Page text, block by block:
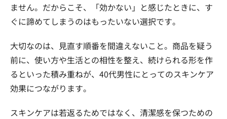
ません。だからこそ、「効かない」と感じたときに、す
ぐに諦めてしまうのはもったいない選択です。
大切なのは、見直す順番を間違えないこと。商品を疑う
前に、使い方や生活との相性を整え、続けられる形を作
るといった積み重ねが、40代男性にとってのスキンケア
効果につながります。
スキンケアは若返るためではなく、清潔感を保つための